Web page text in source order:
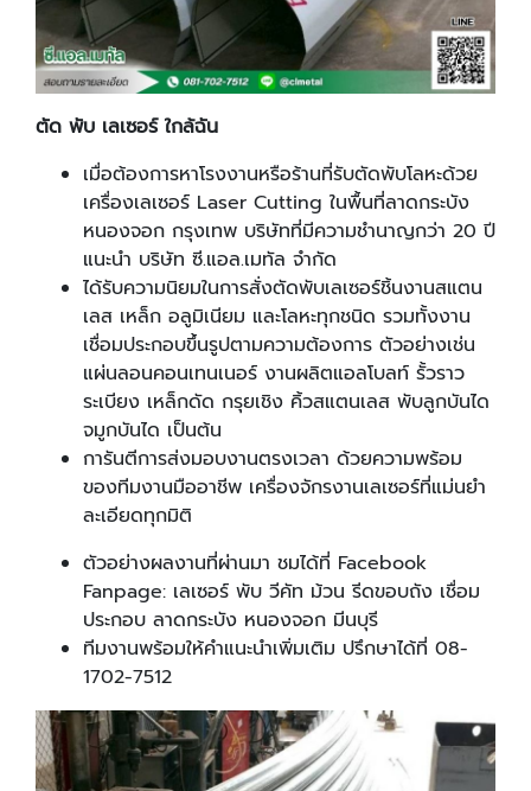
ตัด พับ เลเซอร์ ใกล้ฉัน
เมื่อต้องการหาโรงงานหรือร้านที่รับตัดพับโลหะด้วย
เครื่องเลเซอร์ Laser Cutting ในพื้นที่ลาดกระบัง
หนองจอก กรุงเทพ บริษัทที่มีความชำนาญกว่า 20 ปี
แนะนำ บริษัท ซี.แอล.เมทัล จำกัด
ได้รับความนิยมในการสั่งตัดพับเลเซอร์ชิ้นงานสแตน
เลส เหล็ก อลูมิเนียม และโลหะทุกชนิด รวมทั้งงาน
เชื่อมประกอบขึ้นรูปตามความต้องการ ตัวอย่างเช่น
แผ่นลอนคอนเทนเนอร์ งานผลิตแอลโบลท์ รั้วราว
ระเบียง เหล็กดัด กรุยเชิง คิ้วสแตนเลส พับลูกบันได
จมูกบันได เป็นต้น
การันตีการส่งมอบงานตรงเวลา ด้วยความพร้อม
ของทีมงานมืออาชีพ เครื่องจักรงานเลเซอร์ที่แม่นยำ
ละเอียดทุกมิติ
ตัวอย่างผลงานที่ผ่านมา ชมได้ที่ Facebook
Fanpage: เลเซอร์ พับ วีคัท ม้วน รีดขอบถัง เชื่อม
ประกอบ ลาดกระบัง หนองจอก มีนบุรี
ทีมงานพร้อมให้คำแนะนำเพิ่มเติม ปรึกษาได้ที่ 08-
1702-7512